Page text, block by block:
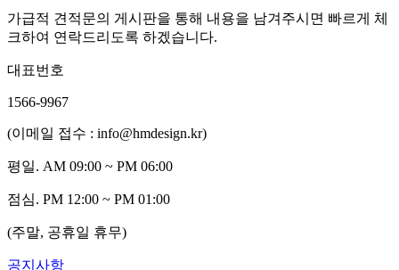
가급적 견적문의 게시판을 통해 내용을 남겨주시면 빠르게 체
크하여 연락드리도록 하겠습니다.
대표번호
1566-9967
(이메일 접수 : info@hmdesign.kr)
평일. AM 09:00 ~ PM 06:00
점심. PM 12:00 ~ PM 01:00
(주말, 공휴일 휴무)
공지사항